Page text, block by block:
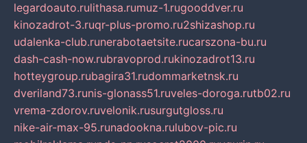
legardoauto.rulithasa.rumuz-1.rugooddver.ru
kinozadrot-3.ruqr-plus-promo.ru2shizashop.ru
udalenka-club.runerabotaetsite.rucarszona-bu.ru
dash-cash-now.rubravoprod.rukinozadrot13.ru
hotteygroup.rubagira31.rudommarketnsk.ru
dveriland73.runis-glonass51.ruveles-doroga.rutb02.ru
vrema-zdorov.ruvelonik.rusurgutgloss.ru
nike-air-max-95.runadookna.rulubov-pic.ru